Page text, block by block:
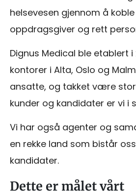
helsevesen gjennom å
oppdragsgiver og rett
Dignus Medical ble etablert
kontorer i Alta, Oslo og
ansatte, og takket være
kunder og kandidater er vi i
Vi har også agenter og
en rekke land som bistår
kandidater.
Dette er målet vårt